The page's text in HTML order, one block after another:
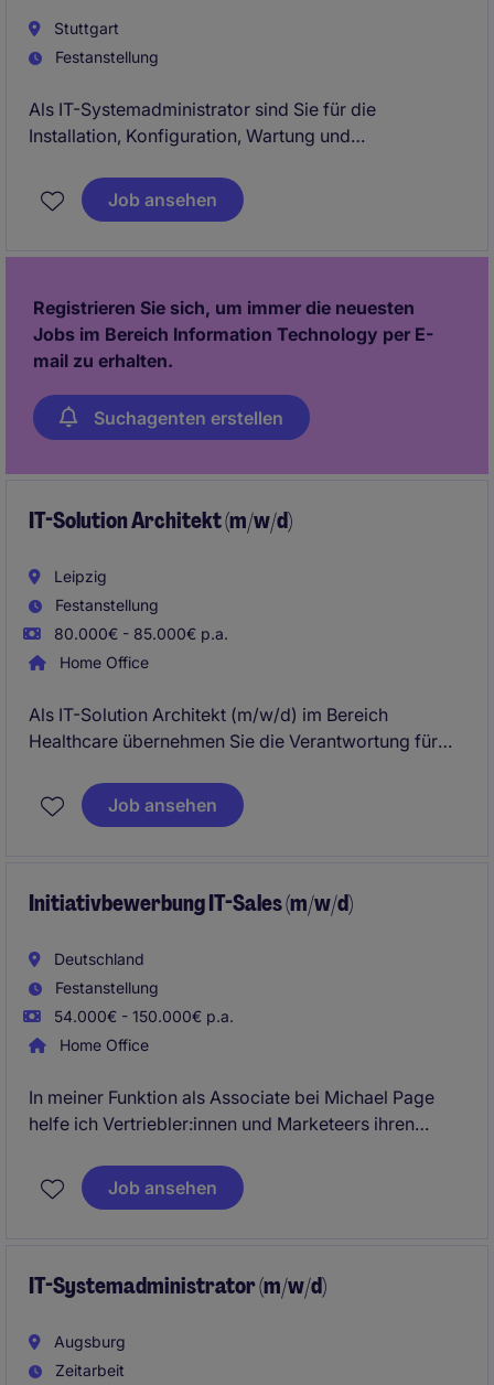
Stuttgart
Festanstellung
Als IT-Systemadministrator sind Sie für die
Installation, Konfiguration, Wartung und
unserem Unternehmen verantwortlich. Sie
gewährleisten die reibungslose Funktion und
Job ansehen
Registrieren Sie sich, um immer die neuesten
Jobs im Bereich Information Technology per E-
mail zu erhalten.
Suchagenten erstellen
IT-Solution Architekt (m/w/d)
Leipzig
Festanstellung
80.000€ - 85.000€ p.a.
Home Office
Als IT-Solution Architekt (m/w/d) im Bereich
Healthcare übernehmen Sie die Verantwortung für
Infrastruktur. Sie arbeiten an innovativen
Technologien, um die Effizienz und Sicherheit der IT-
Job ansehen
Initiativbewerbung IT-Sales (m/w/d)
Deutschland
Festanstellung
54.000€ - 150.000€ p.a.
Home Office
In meiner Funktion als Associate bei Michael Page
helfe ich Vertriebler:innen und Marketeers ihren
Vermittlung von Fach- und Führungskräften in der IT-
Branche. Derzeit habe ich einige freie Stellen in
über die zu besetzende Stelle!
Job ansehen
IT-Systemadministrator (m/w/d)
Augsburg
Zeitarbeit